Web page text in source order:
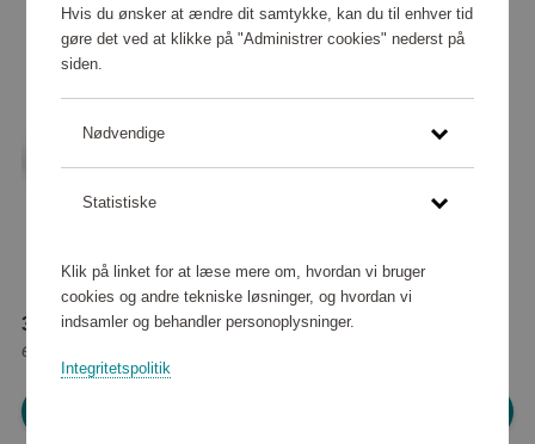
37 840 point
eller
Hvis du ønsker at ændre dit samtykke, kan du til enhver tid
gøre det ved at klikke på "Administrer cookies" nederst på
siden.
Nødvendige
Statistiske
Klik på linket for at læse mere om, hvordan vi bruger
cookies og andre tekniske løsninger, og hvordan vi
indsamler og behandler personoplysninger.
Integritetspolitik